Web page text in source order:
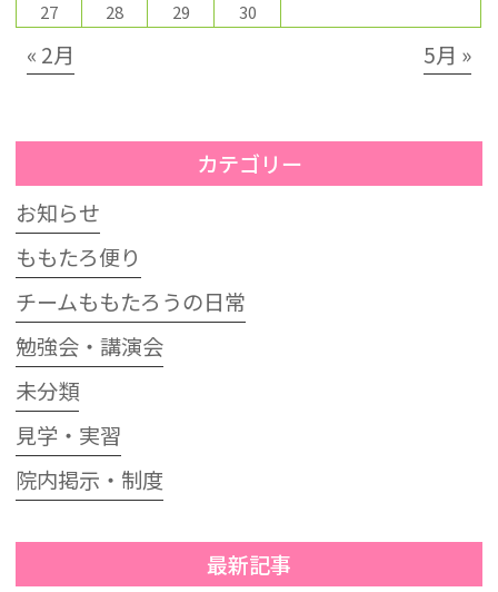
27
28 29 30
« 2月 5月 »
カテゴリー
お知らせ
ももたろ便り
チームももたろうの日常
勉強会・講演会
未分類
見学・実習
院内掲示・制度
最新記事